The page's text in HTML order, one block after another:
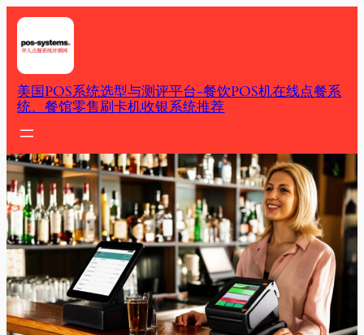
Skip
content
美国POS系统选型与测评平台-餐饮POS机在线点餐系
统、餐馆零售刷卡机收银系统推荐